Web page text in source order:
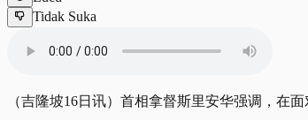
Tidak Suka
（吉隆坡16日讯）首相拿督斯里安华强调，在